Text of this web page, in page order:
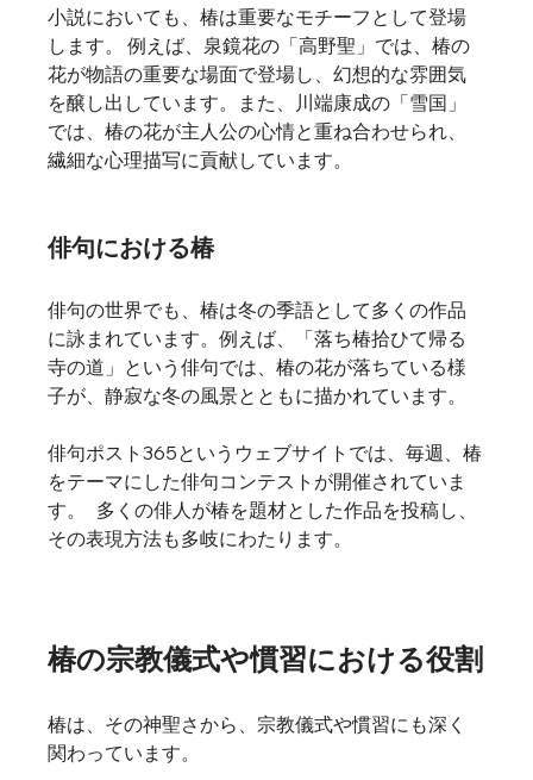
小説においても、椿は重要なモチーフとして登場
します。 例えば、泉鏡花の「高野聖」では、椿の
花が物語の重要な場面で登場し、幻想的な雰囲気
を醸し出しています。また、川端康成の「雪国」
では、椿の花が主人公の心情と重ね合わせられ、
繊細な心理描写に貢献しています。
俳句における椿
俳句の世界でも、椿は冬の季語として多くの作品
に詠まれています。例えば、「落ち椿拾ひて帰る
寺の道」という俳句では、椿の花が落ちている様
子が、静寂な冬の風景とともに描かれています。
俳句ポスト365というウェブサイトでは、毎週、椿
をテーマにした俳句コンテストが開催されていま
す。   多くの俳人が椿を題材とした作品を投稿し、
その表現方法も多岐にわたります。
椿の宗教儀式や慣習における役割
椿は、その神聖さから、宗教儀式や慣習にも深く
関わっています。